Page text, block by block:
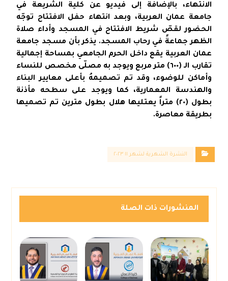
الانتهاء، بالإضافة إلى فيديو عن كلية الشريعة في
جامعة عمان العربية، وبعد انتهاء حفل الافتتاح توجّه
الحضور لقصّ شريط الافتتاح في المسجد وأداء صلاة
الظهر جماعةً في رحاب المسجد. يذكر بأن مسجد جامعة
عمان العربية يقع داخل الحرم الجامعي بمساحة إجمالية
تقارب الـ (٦٠٠) متر مربع ويوجد به مصلّى مخصص للنساء
وأماكن للوضوء، وقد تم تصميمهُ بأعلى معايير البناء
والهندسة المعمارية، كما ويوجد على سطحه مأذنة
بطول (٢٠) متراً يعتليها هلال بطول مترين تم تصميها
بطريقة معاصرة.
النشرة الشهرية لشهر ١١ ٢٠٢٣
المنشورات ذات الصلة